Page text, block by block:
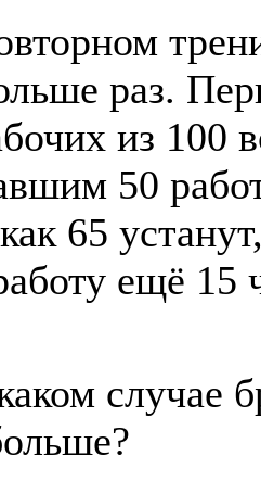
раз.
из 100
50
65
ещё
случае